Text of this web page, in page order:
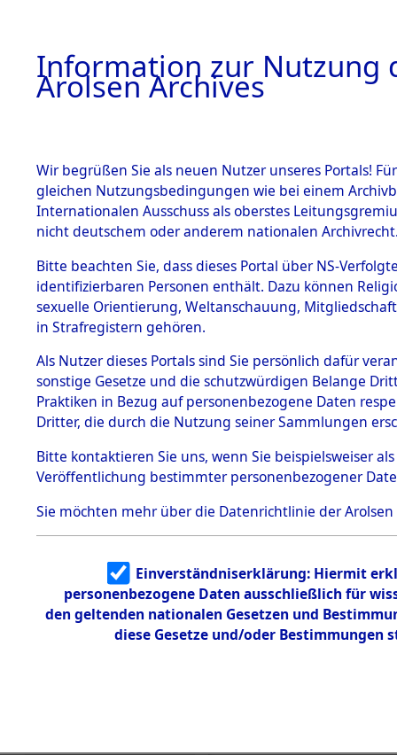
BESTÄNDE
1.
Inhaftierungsdoku
mente
1.2.9 Beim ITS
verwahrte
1.2.9.1
Effekten aus
dem KZ
Dachau
Effekten aus
dem KZ
Dachau,
Landesentsch
ädigungsamt
Effekten aus
dem KZ
Neuengamm
e
1.2.9.4
Effekten nicht
17Akten
RAAD,
Land
Niederlande
Effekte gehört zu
de RAAD. Die
Effekteneigentümers
ermittelt. ; 1.9.2023:
an die Familien (oder
zurückgegeben.
Häftlingsnummer
Information zur Nutzung
Arolsen Archives
Wir begrüßen Sie als neuen Nutzer unseres Portals!
gleichen Nutzungsbedingungen wie bei einem
Internationalen Ausschuss als oberstes
nicht deutschem oder anderem nationalen
Bitte beachten Sie, dass dieses Portal über NS-
identifizierbaren Personen enthält. Dazu können
sexuelle Orientierung, Weltanschauung,
in Strafregistern gehören.
Als Nutzer dieses Portals sind Sie persönlich dafür
sonstige Gesetze und die schutzwürdigen Belange
Praktiken in Bezug auf personenbezogene Daten
Dritter, die durch die Nutzung seiner Sammlungen
Bitte kontaktieren Sie uns, wenn Sie beispielsweiser
Veröffentlichung bestimmter personenbezogener
Sie möchten mehr über die Datenrichtlinie der Arolsen
Einverständniserklärung: Hiermit
personenbezogene Daten ausschließlich für
den geltenden nationalen Gesetzen und
diese Gesetze und/oder Bestimmungen